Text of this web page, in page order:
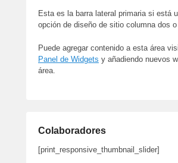
Esta es la barra lateral primaria si está
opción de diseño de sitio columna dos o
Puede agregar contenido a esta área
Panel de Widgets y añadiendo nuevos
área.
Colaboradores
[print_responsive_thumbnail_slider]